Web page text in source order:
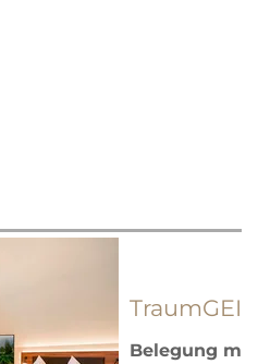
Belegung mit